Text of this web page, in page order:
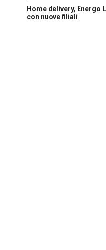
Home delivery,
con nuove filiali